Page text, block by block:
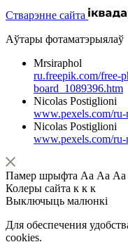
Стварэнне сайта
Аўтары фотаматэрыялаў
Mrsiraphol
ru.freepik.com/free-
board_1089396.htm
Nicolas Postiglioni
www.pexels.com/
Nicolas Postiglioni
www.pexels.com/
Памер шрыфта Аа Аа Аа
Колеры сайта к к к
Выключыць малюнкі
Для обеспечения
cookies.